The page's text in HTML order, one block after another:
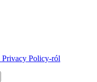
Privacy Policy-ról